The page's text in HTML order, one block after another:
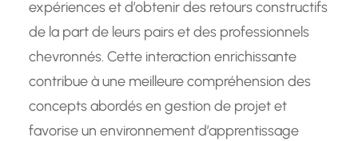
expériences et d’obtenir des retours constructifs
de la part de leurs pairs et des professionnels
chevronnés. Cette interaction enrichissante
contribue à une meilleure compréhension des
concepts abordés en gestion de projet et
favorise un environnement d’apprentissage